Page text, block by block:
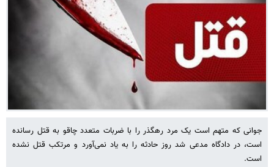
جوانی که متهم است یک مرد رهگذر را با ضربات متعدد چاقو به قتل رسانده
است، در دادگاه مدعی شد روز حادثه را به یاد نمی‌آورد و مرتکب قتل نشده
است.